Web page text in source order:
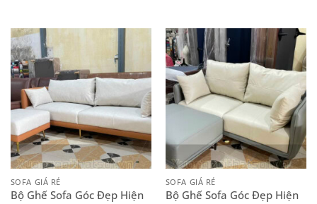
SOFA GIÁ RẺ
Bộ Ghế Sofa Góc Đẹp Hiện
SOFA GIÁ RẺ
Bộ Ghế Sofa Góc Đẹp Hiện